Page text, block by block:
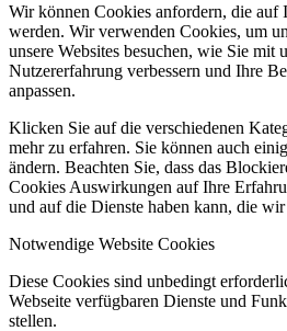
Wir können Cookies anfordern, die auf
werden. Wir verwenden Cookies, um
unsere Websites besuchen, wie Sie mit
Nutzererfahrung verbessern und Ihre
anpassen.
Klicken Sie auf die verschiedenen
mehr zu erfahren. Sie können auch
ändern. Beachten Sie, dass das
Cookies Auswirkungen auf Ihre
und auf die Dienste haben kann, die
Notwendige Website Cookies
Diese Cookies sind unbedingt
Webseite verfügbaren Dienste und
stellen.